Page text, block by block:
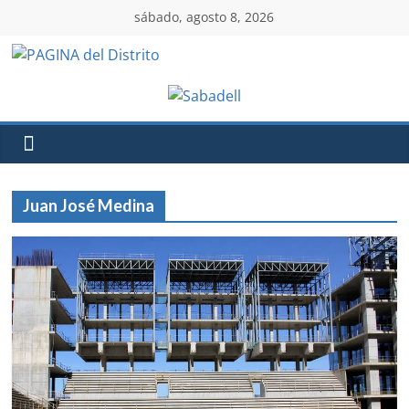
sábado, agosto 8, 2026
Juan José Medina